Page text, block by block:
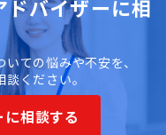
バイザーに相
ての悩みや不安を、
ください。
相談する